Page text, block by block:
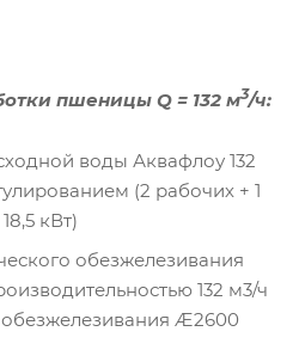
пшеницы Q = 132 м3/ч:
воды Аквафлоу 132
(2 рабочих + 1
кВт)
обезжелезивания
132 м3/ч
обезжелезивания Æ2600